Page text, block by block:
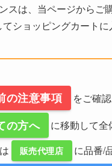
は、当ページからご
ショッピングカートに
の注意事項
をご確
の方へ
に移動して全
販売代理店
に品番/